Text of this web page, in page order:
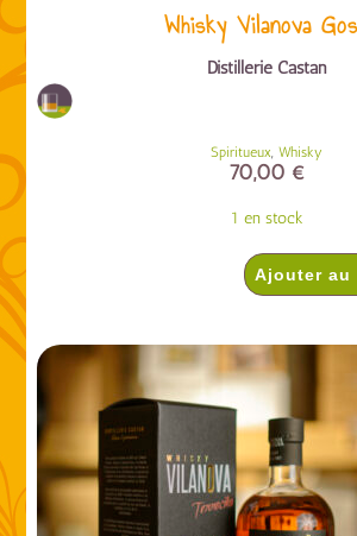
Whisky Vilanova
Distillerie Castan
Spiritueux, Whisky
70,00 €
1 en stock
Ajouter au